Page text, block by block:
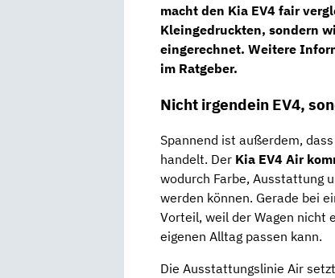
macht den Kia EV4 fair
Kleingedruckten, sondern
eingerechnet. Weitere
im Ratgeber.
Nicht irgendein EV4,
Spannend ist außerdem,
handelt. Der Kia EV4 Air
wodurch Farbe, Ausstattung
werden können. Gerade bei
Vorteil, weil der Wagen nicht
eigenen Alltag passen kann.
Die Ausstattungslinie Air